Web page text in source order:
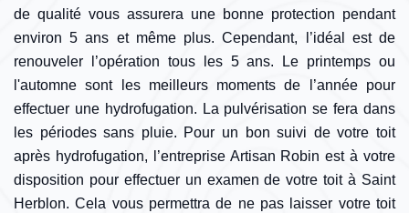
de qualité vous assurera une bonne protection pendant
environ 5 ans et même plus. Cependant, l’idéal est de
renouveler l’opération tous les 5 ans. Le printemps ou
l'automne sont les meilleurs moments de l’année pour
effectuer une hydrofugation. La pulvérisation se fera dans
les périodes sans pluie. Pour un bon suivi de votre toit
après hydrofugation, l’entreprise Artisan Robin est à votre
disposition pour effectuer un examen de votre toit à Saint
Herblon. Cela vous permettra de ne pas laisser votre toit